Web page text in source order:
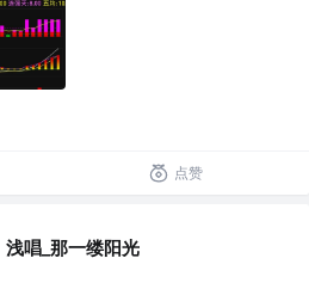
点赞
浅唱_那一缕阳光